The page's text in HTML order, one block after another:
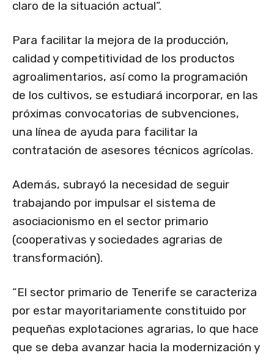
claro de la situación actual”.
Para facilitar la mejora de la producción,
calidad y competitividad de los productos
agroalimentarios, así como la programación
de los cultivos, se estudiará incorporar, en las
próximas convocatorias de subvenciones,
una línea de ayuda para facilitar la
contratación de asesores técnicos agrícolas.
Además, subrayó la necesidad de seguir
trabajando por impulsar el sistema de
asociacionismo en el sector primario
(cooperativas y sociedades agrarias de
transformación).
“El sector primario de Tenerife se caracteriza
por estar mayoritariamente constituido por
pequeñas explotaciones agrarias, lo que hace
que se deba avanzar hacia la modernización y